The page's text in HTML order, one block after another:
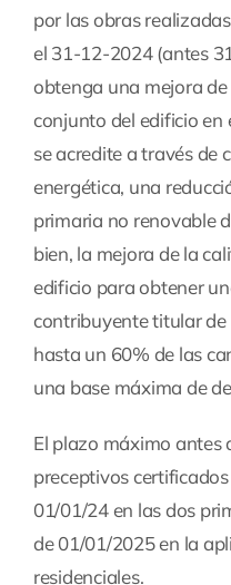
por las obras
el 31-12-2024 (antes
obtenga una mejora
conjunto del edificio en
se acredite a través de
energética, una
primaria no renovable
bien, la mejora de la
edificio para obtener
contribuyente titular
hasta un 60% de las
una base máxima de
El plazo máximo antes
preceptivos
01/01/24 en las dos
de 01/01/2025 en la
residenciales.